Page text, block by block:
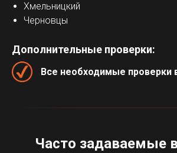
Хмельницкий
Черновцы
Дополнительные проверки:
Все необходимые проверки
Часто задаваемые